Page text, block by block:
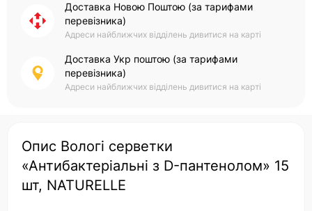
Доставка Новою Поштою (за тарифами
перевізника)
Адреси найближчих відділень дивитися на карті
Доставка Укр поштою (за тарифами
перевізника)
Адреси найближчих відділень дивитися на карті
Опис Вологі серветки
«Антибактеріальні з D-пантенолом» 15
шт, NATURELLE